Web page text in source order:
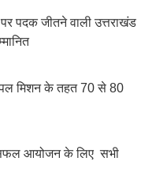
पर पदक जीतने वाली उत्तराखंड
मिशन के तहत 70 से 80
सफल आयोजन के लिए सभी